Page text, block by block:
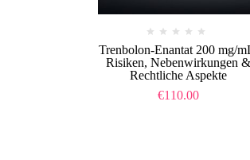
Trenbolon-Enantat 200 mg/
Risiken, Nebenwirkungen &
Rechtliche Aspekte
€110.00